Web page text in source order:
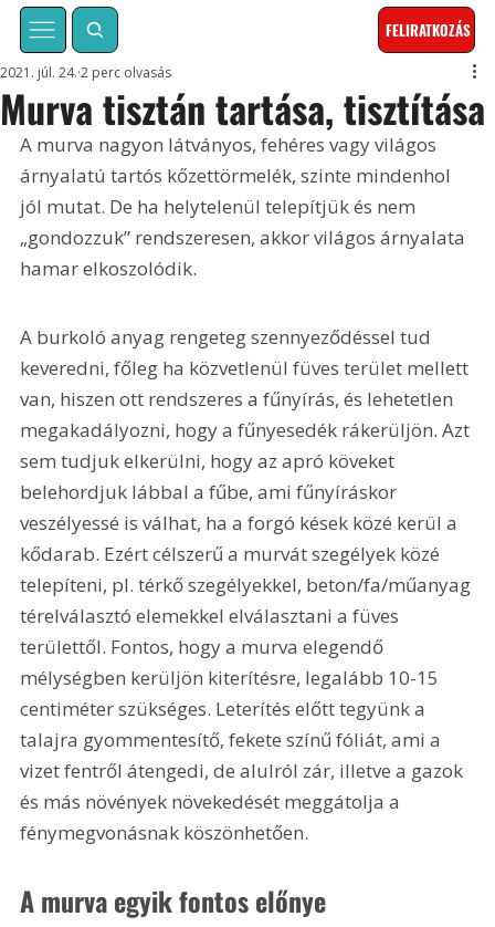
FELIRATKOZÁS
Murva tisztán tartása, tisztítása
2021. júl. 24. 2 perc olvasás
A murva nagyon látványos, fehéres vagy világos
árnyalatú tartós kőzettörmelék, szinte mindenhol
jól mutat. De ha helytelenül telepítjük és nem
„gondozzuk” rendszeresen, akkor világos árnyalata
hamar elkoszolódik.
A burkoló anyag rengeteg szennyeződéssel tud
keveredni, főleg ha közvetlenül füves terület mellett
van, hiszen ott rendszeres a fűnyírás, és lehetetlen
megakadályozni, hogy a fűnyesedék rákerüljön. Azt
sem tudjuk elkerülni, hogy az apró köveket
belehordjuk lábbal a fűbe, ami fűnyíráskor
veszélyessé is válhat, ha a forgó kések közé kerül a
kődarab. Ezért célszerű a murvát szegélyek közé
telepíteni, pl. térkő szegélyekkel, beton/fa/műanyag
térelválasztó elemekkel elválasztani a füves
területtől. Fontos, hogy a murva elegendő
mélységben kerüljön kiterítésre, legalább 10-15
centiméter szükséges. Leterítés előtt tegyünk a
talajra gyommentesítő, fekete színű fóliát, ami a
vizet fentről átengedi, de alulról zár, illetve a gazok
és más növények növekedését meggátolja a
fénymegvonásnak köszönhetően.
A murva egyik fontos előnye